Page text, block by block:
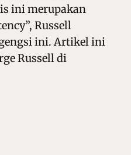
ini merupakan
Russell
ini. Artikel ini
Russell di